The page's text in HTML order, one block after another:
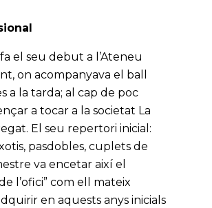
el seu debut a l’Ateneu
on acompanyava el ball
a la tarda; al cap de poc
a tocar a la societat La
El seu repertori inicial:
pasdobles, cuplets de
va encetar així el
l’ofici” com ell mateix
en aquests anys inicials